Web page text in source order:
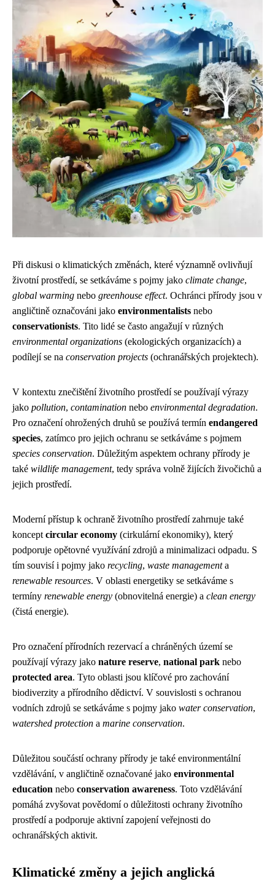
Při diskusi o klimatických změnách, které významně ovlivňují
životní prostředí, se setkáváme s pojmy jako climate change,
global warming nebo greenhouse effect. Ochránci přírody jsou v
angličtině označováni jako environmentalists nebo
conservationists. Tito lidé se často angažují v různých
environmental organizations (ekologických organizacích) a
podílejí se na conservation projects (ochranářských projektech).
V kontextu znečištění životního prostředí se používají výrazy
jako pollution, contamination nebo environmental degradation.
Pro označení ohrožených druhů se používá termín endangered
species, zatímco pro jejich ochranu se setkáváme s pojmem
species conservation. Důležitým aspektem ochrany přírody je
také wildlife management, tedy správa volně žijících živočichů a
jejich prostředí.
Moderní přístup k ochraně životního prostředí zahrnuje také
koncept circular economy (cirkulární ekonomiky), který
podporuje opětovné využívání zdrojů a minimalizaci odpadu. S
tím souvisí i pojmy jako recycling, waste managementa
renewable resources. V oblasti energetiky se setkáváme s
termíny renewable energy (obnovitelná energie) a clean energy
(čistá energie).
Pro označení přírodních rezervací a chráněných území se
používají výrazy jako nature reserve, national park nebo
protected area. Tyto oblasti jsou klíčové pro zachování
biodiverzity a přírodního dědictví. V souvislosti s ochranou
vodních zdrojů se setkáváme s pojmy jako water conservation,
watershed protection a marine conservation.
Důležitou součástí ochrany přírody je také environmentální
vzdělávání, v angličtině označované jako environmental
education nebo conservation awareness. Toto vzdělávání
pomáhá zvyšovat povědomí o důležitosti ochrany životního
prostředí a podporuje aktivní zapojení veřejnosti do
ochranářských aktivit.
Klimatické změny a jejich anglická